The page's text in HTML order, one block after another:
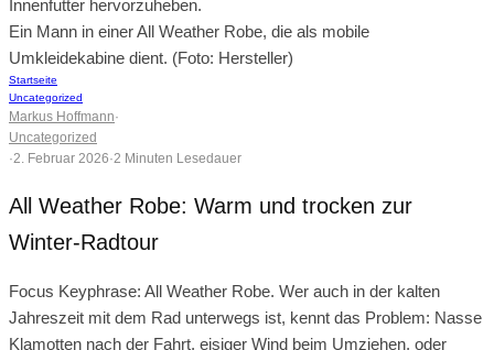
Ein Mann in einer All Weather Robe, die als mobile
Umkleidekabine dient. (Foto: Hersteller)
Startseite
Uncategorized
Markus Hoffmann·
Uncategorized
·2. Februar 2026·2 Minuten Lesedauer
All Weather Robe: Warm und trocken zur
Winter-Radtour
Focus Keyphrase: All Weather Robe. Wer auch in der kalten
Jahreszeit mit dem Rad unterwegs ist, kennt das Problem: Nasse
Klamotten nach der Fahrt, eisiger Wind beim Umziehen, oder